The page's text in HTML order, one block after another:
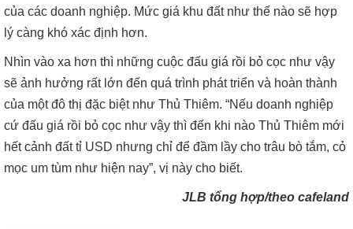
của các doanh nghiệp. Mức giá khu đất như thế nào sẽ hợp
lý càng khó xác định hơn.
Nhìn vào xa hơn thì những cuộc đấu giá rồi bỏ cọc như vậy
sẽ ảnh hưởng rất lớn đến quá trình phát triển và hoàn thành
của một đô thị đặc biệt như Thủ Thiêm. “Nếu doanh nghiệp
cứ đấu giá rồi bỏ cọc như vậy thì đến khi nào Thủ Thiêm mới
hết cảnh đất tỉ USD nhưng chỉ để đầm lầy cho trâu bò tắm, cỏ
mọc um tùm như hiện nay”, vị này cho biết.
JLB tổng hợp/theo cafeland